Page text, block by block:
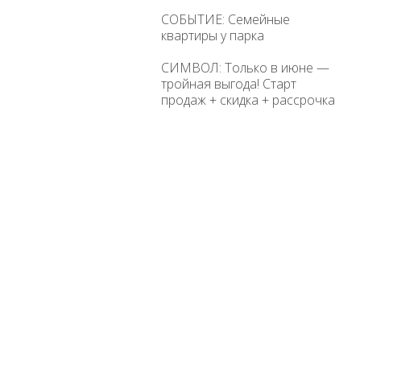
СОБЫТИЕ: Семейные
квартиры у парка
СИМВОЛ: Только в июне —
тройная выгода! Старт
продаж + скидка + рассрочка